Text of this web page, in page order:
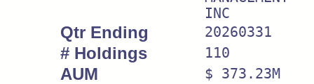
INC
Qtr Ending 20260331
# Holdings 110
AUM $ 373.23M